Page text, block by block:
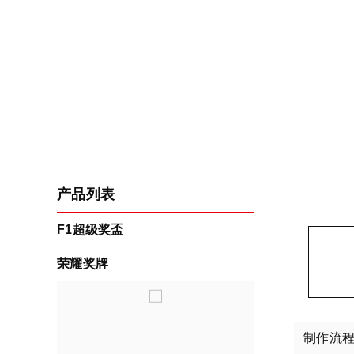
产品列表
F1超级奖盃
荣耀奖牌
制作流